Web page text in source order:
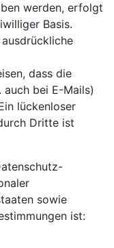
werden, erfolgt
Basis.
dass die
bei E-Mails)
lückenloser
Dritte ist
sowie
ist: